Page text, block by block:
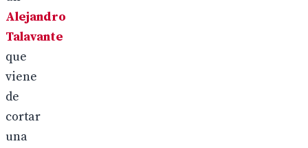
Alejandro
Talavante
que
viene
de
cortar
una